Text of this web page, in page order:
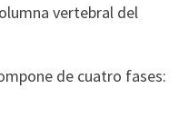
vertebral del
de cuatro fases: